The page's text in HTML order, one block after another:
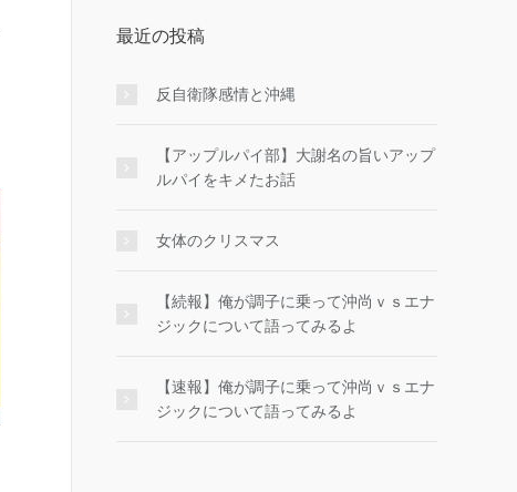
最近の投稿
反自衛隊感情と沖縄
【アップルパイ部】大謝名の旨いアップ
ルパイをキメたお話
女体のクリスマス
【続報】俺が調子に乗って沖尚ｖｓエナ
ジックについて語ってみるよ
【速報】俺が調子に乗って沖尚ｖｓエナ
ジックについて語ってみるよ